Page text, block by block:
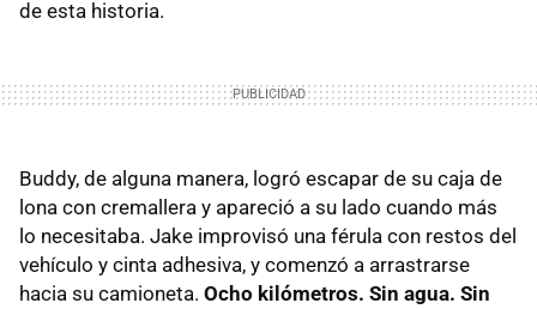
de esta historia.
Buddy, de alguna manera, logró escapar de su caja de
lona con cremallera y apareció a su lado cuando más
lo necesitaba. Jake improvisó una férula con restos del
vehículo y cinta adhesiva, y comenzó a arrastrarse
hacia su camioneta. Ocho kilómetros. Sin agua. Sin